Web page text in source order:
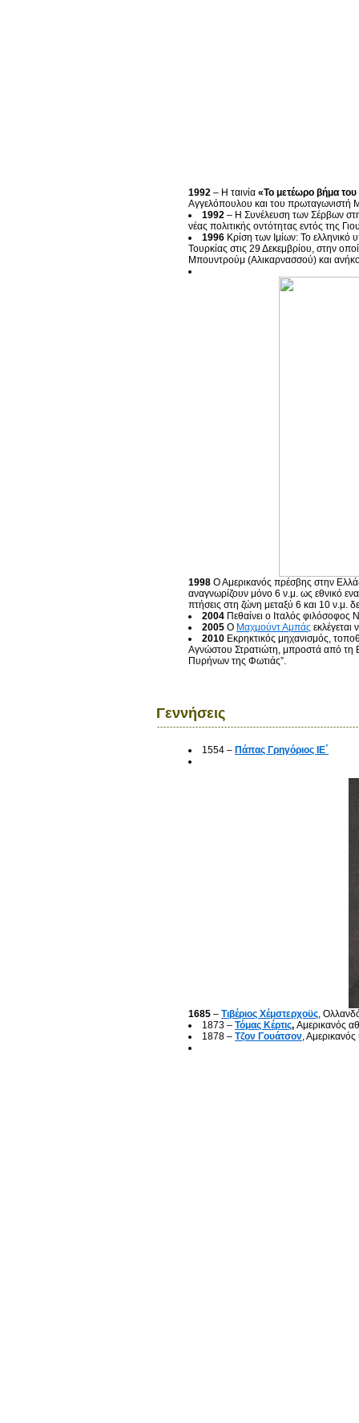
1992 – Η ταινία «Το μετέωρο βήμα
Αγγελόπουλου και του πρωταγωνιστή
1992 – Η Συνέλευση των Σέρβων
νέας πολιτικής οντότητας εντός της
1996 Κρίση των Ιμίων: Το
Τουρκίας στις 29 Δεκεμβρίου, στην
Μπουντρούμ (Αλικαρνασσού) και
1998 Ο Αμερικανός πρέσβης στην
αναγνωρίζουν μόνο 6 ν.μ. ως εθνικό
πτήσεις στη ζώνη μεταξύ 6 και 10 ν.μ.
2004 Πεθαίνει ο Ιταλός
2005 Ο Μαχμούντ Αμπάς
2010 Εκρηκτικός μηχανισμός,
Αγνώστου Στρατιώτη, μπροστά από τη
Πυρήνων της Φωτιάς”.
Γεννήσεις
1554 – Πάπας Γρηγόριος ΙΕ΄
1685 – Τιβέριος Χέμστερχοϋς,
1873 – Τόμας Κέρτις, Αμερικανός
1878 – Τζον Γουάτσον,